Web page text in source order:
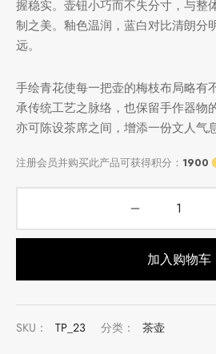
握稳实。壶钮小巧而不失分寸，与整
制之美。釉色温润，蓝白对比清朗分
远。
手绘青花使每一把壶的梅枝布局略有
承传统工艺之脉络，也保留手作器物
亦可陈设茶席之间，增添一份文人气
注册会员并购买此产品可获得积分
加入购物车
SKU： TP_23 分类： 茶壶
品
分类